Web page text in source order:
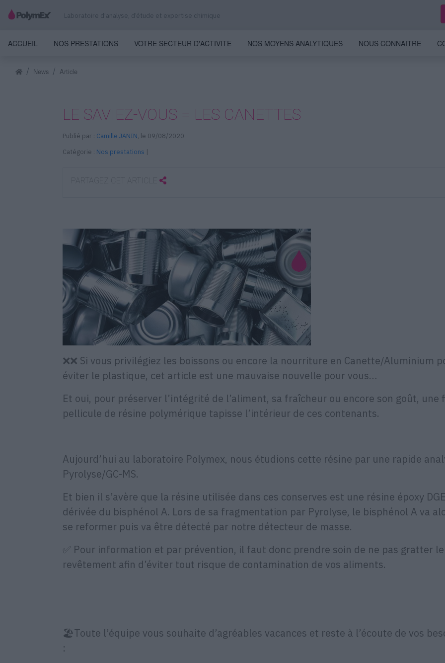
Laboratoire d’analyse, d’étude et expertise chimique
ACCUEIL NOS PRESTATIONS VOTRE SECTEUR D'ACTIVITE NOS MOYENS ANALYTIQUES NOUS CONNAITRE
News Article
LE SAVIEZ-VOUS = LES CANETTES
Publié par : Camille JANIN, le 09/08/2020
Catégorie : Nos prestations |
PARTAGEZ CET ARTICLE
❌❌ Si vous privilégiez les boissons ou encore la nourriture en Canette/Aluminium
éviter le plastique, cet article est une mauvaise nouvelle pour vous…
Et oui, pour préserver l’intégrité de l’aliment, sa fraîcheur ou encore son goût, une
pellicule de résine polymérique tapisse l’intérieur de ces contenants.
Aujourd’hui au laboratoire Polymex, nous étudions cette résine par une rapide
Pyrolyse/GC-MS.
Et bien il s’avère que la résine utilisée dans ces conserves est une résine époxy
dérivée du bisphénol A. Lors de sa fragmentation par Pyrolyse, le bisphénol A va
se reformer puis va être détecté par notre détecteur de masse.
✅ Pour information et par prévention, il faut donc prendre soin de ne pas gratter le
revêtement afin d’éviter tout risque de contamination de vos aliments.
🏖️Toute l’équipe vous souhaite d’agréables vacances et reste à l’écoute de vos
: